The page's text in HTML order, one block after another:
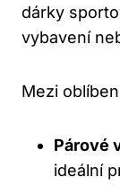
dárky
vybavení
Mezi
Párové
ideální